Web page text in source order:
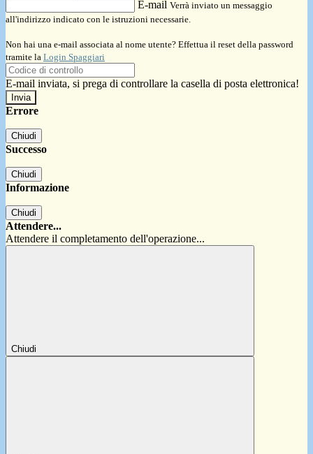
E-mail Verrà inviato un messaggio
all'indirizzo indicato con le istruzioni necessarie.
Non hai una e-mail associata al nome utente? Effettua il reset della password
tramite la Login Spaggiari
E-mail inviata, si prega di controllare la casella di posta elettronica!
Errore
Chiudi
Successo
Chiudi
Informazione
Chiudi
Attendere...
Attendere il completamento dell'operazione...
Chiudi